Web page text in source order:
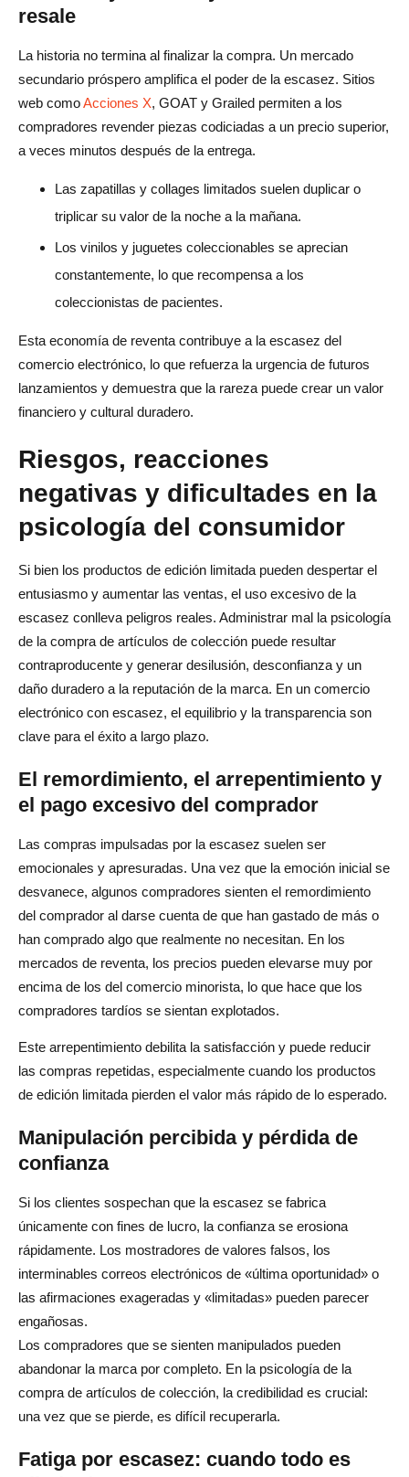
resale
La historia no termina al finalizar la compra. Un mercado
secundario próspero amplifica el poder de la escasez. Sitios
web comoAcciones X, GOAT y Grailed permiten a los
compradores revender piezas codiciadas a un precio superior,
a veces minutos después de la entrega.
Las zapatillas y collages limitados suelen duplicar o
triplicar su valor de la noche a la mañana.
Los vinilos y juguetes coleccionables se aprecian
constantemente, lo que recompensa a los
coleccionistas de pacientes.
Esta economía de reventa contribuye a la escasez del
comercio electrónico, lo que refuerza la urgencia de futuros
lanzamientos y demuestra que la rareza puede crear un valor
financiero y cultural duradero.
Riesgos, reacciones
negativas y dificultades en la
psicología del consumidor
Si bien los productos de edición limitada pueden despertar el
entusiasmo y aumentar las ventas, el uso excesivo de la
escasez conlleva peligros reales. Administrar mal la psicología
de la compra de artículos de colección puede resultar
contraproducente y generar desilusión, desconfianza y un
daño duradero a la reputación de la marca. En un comercio
electrónico con escasez, el equilibrio y la transparencia son
clave para el éxito a largo plazo.
El remordimiento, el arrepentimiento y
el pago excesivo del comprador
Las compras impulsadas por la escasez suelen ser
emocionales y apresuradas. Una vez que la emoción inicial se
desvanece, algunos compradores sienten el remordimiento
del comprador al darse cuenta de que han gastado de más o
han comprado algo que realmente no necesitan. En los
mercados de reventa, los precios pueden elevarse muy por
encima de los del comercio minorista, lo que hace que los
compradores tardíos se sientan explotados.
Este arrepentimiento debilita la satisfacción y puede reducir
las compras repetidas, especialmente cuando los productos
de edición limitada pierden el valor más rápido de lo esperado.
Manipulación percibida y pérdida de
confianza
Si los clientes sospechan que la escasez se fabrica
únicamente con fines de lucro, la confianza se erosiona
rápidamente. Los mostradores de valores falsos, los
interminables correos electrónicos de «última oportunidad» o
las afirmaciones exageradas y «limitadas» pueden parecer
engañosas.
Los compradores que se sienten manipulados pueden
abandonar la marca por completo. En la psicología de la
compra de artículos de colección, la credibilidad es crucial:
una vez que se pierde, es difícil recuperarla.
Fatiga por escasez: cuando todo es